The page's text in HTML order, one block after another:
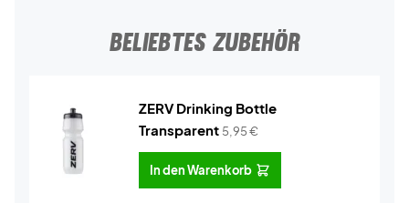
BELIEBTES ZUBEHÖR
ZERV Drinking Bottle
Transparent 5,95€
In den Warenkorb